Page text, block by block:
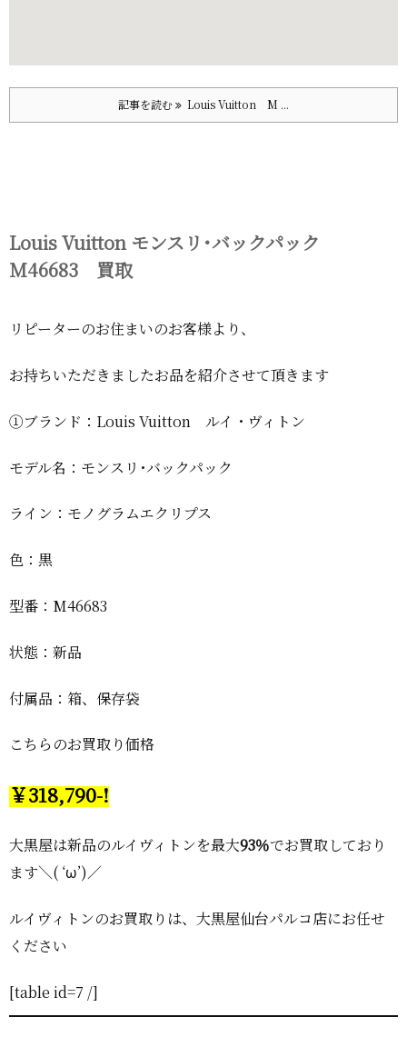
記事を読む Louis Vuitton M ...
Louis Vuitton モンスリ･バックパック
M46683 買取
リピーターのお住まいのお客様より、
お持ちいただきましたお品を紹介させて頂きます
①ブランド：Louis Vuitton ルイ・ヴィトン
モデル名：モンスリ･バックパック
ライン：モノグラムエクリプス
色：黒
型番：M46683
状態：新品
付属品：箱、保存袋
こちらのお買取り価格
￥318,790-!
大黒屋は新品のルイヴィトンを最大93％でお買取しており
ます＼( ‘ω’)／
ルイヴィトンのお買取りは、大黒屋仙台パルコ店にお任せ
ください
[table id=7 /]